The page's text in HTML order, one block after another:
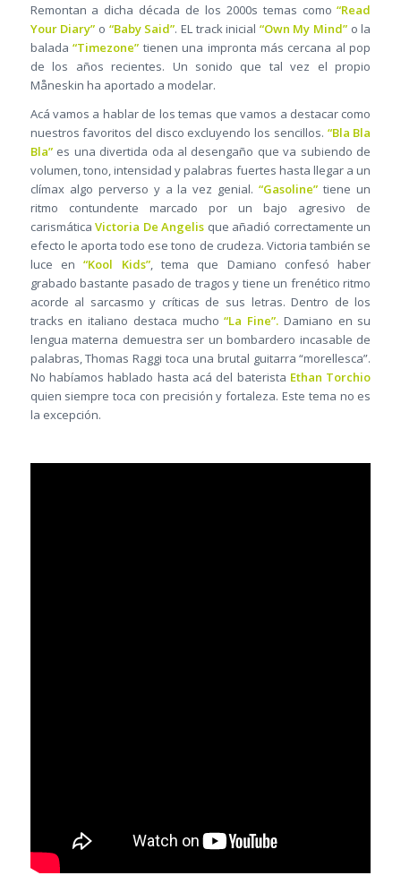
Remontan a dicha década de los 2000s temas como“Read
Your Diary” o “Baby Said”. EL track inicial “Own My Mind” o la
balada“Timezone” tienen una impronta más cercana al pop
de los años recientes. Un sonido que tal vez el propio
Måneskin ha aportado a modelar.
Acá vamos a hablar de los temas que vamos a destacar como
nuestros favoritos del disco excluyendo los sencillos. “Bla Bla
Bla”es una divertida oda al desengaño que va subiendo de
volumen, tono, intensidad y palabras fuertes hasta llegar a un
clímax algo perverso y a la vez genial.“Gasoline” tiene un
ritmo contundente marcado por un bajo agresivo de
carismáticaVictoria De Angelis que añadió correctamente un
efecto le aporta todo ese tono de crudeza. Victoria también se
luce en“Kool Kids”, tema que Damiano confesó haber
grabado bastante pasado de tragos y tiene un frenético ritmo
acorde al sarcasmo y críticas de sus letras. Dentro de los
tracks en italiano destaca mucho“La Fine”. Damiano en su
lengua materna demuestra ser un bombardero incasable de
palabras, Thomas Raggi toca una brutal guitarra “morellesca”.
No habíamos hablado hasta acá del baterista Ethan Torchio
quien siempre toca con precisión y fortaleza. Este tema no es
la excepción.